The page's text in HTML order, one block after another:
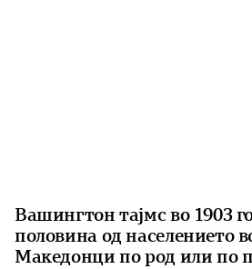
Вашингтон тајмс во 1903
половина од населението
Македонци по род или по